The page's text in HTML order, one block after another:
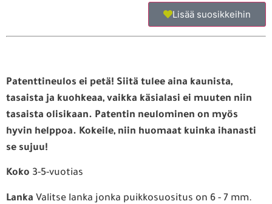
Lisää suosikkeihin
Patenttineulos ei petä! Siitä tulee aina kaunista,
tasaista ja kuohkeaa, vaikka käsialasi ei muuten niin
tasaista olisikaan. Patentin neulominen on myös
hyvin helppoa. Kokeile, niin huomaat kuinka ihanasti
se sujuu!
Koko 3-5-vuotias
Lanka Valitse lanka jonka puikkosuositus on 6 - 7 mm.